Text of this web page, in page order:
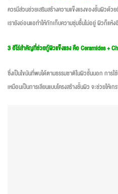
ควรมีส่วนช่วยเสริมสร้างความแข็งแรงของชั้นผิวด้ว
เรายังอ่อนแอทำให้กักเก็บความชุ่มชื้นไม่อยู่ ผิวก็แห้
3 ฮีโร่สำคัญที่ช่วยกู้ผิวแข็งแรง คือ Ceramides +
ซึ่งเป็นไขมันที่พบได้ตามธรรมชาติในผิวชั้นนอก กา
เหมือนเป็นการเลียนแบบโครงสร้างชั้นผิว จะช่วยให้เ